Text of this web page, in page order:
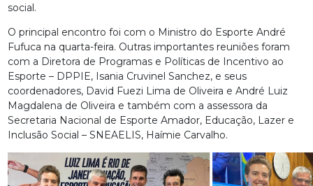
social.
O principal encontro foi com o Ministro do Esporte André
Fufuca na quarta-feira. Outras importantes reuniões foram
com a Diretora de Programas e Políticas de Incentivo ao
Esporte – DPPIE, Isania Cruvinel Sanchez, e seus
coordenadores, David Fuezi Lima de Oliveira e André Luiz
Magdalena de Oliveira e também com a assessora da
Secretaria Nacional de Esporte Amador, Educação, Lazer e
Inclusão Social – SNEAELIS, Haímie Carvalho.